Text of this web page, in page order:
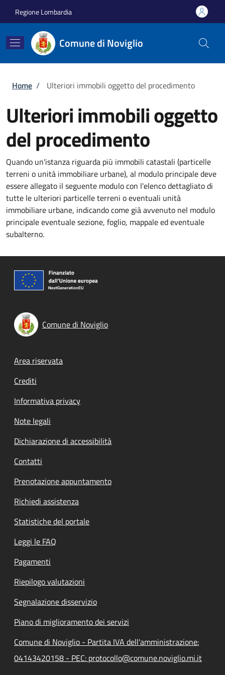
Regione Lombardia
Comune di Noviglio
Briciole di pane
Home / Ulteriori immobili oggetto del procedimento
Ulteriori immobili oggetto
del procedimento
Quando un'istanza riguarda più immobili catastali (particelle
terreni o unità immobiliare urbane), al modulo principale deve
essere allegato il seguente modulo con l'elenco dettagliato di
tutte le ulteriori particelle terreni o eventuali unità
immobiliare urbane, indicando come già avvenuto nel modulo
principale eventuale sezione, foglio, mappale ed eventuale
subalterno.
Comune di Noviglio
Footer menu
Area riservata
Crediti
Informativa privacy
Note legali
Dichiarazione di accessibilità
Contatti
Prenotazione appuntamento
Richiedi assistenza
Statistiche del portale
Leggi le FAQ
Pagamenti
Riepilogo valutazioni
Segnalazione disservizio
Piano di miglioramento dei servizi
Comune di Noviglio - Partita IVA dell'amministrazione:
04143420158 - PEC: protocollo@comune.noviglio.mi.it